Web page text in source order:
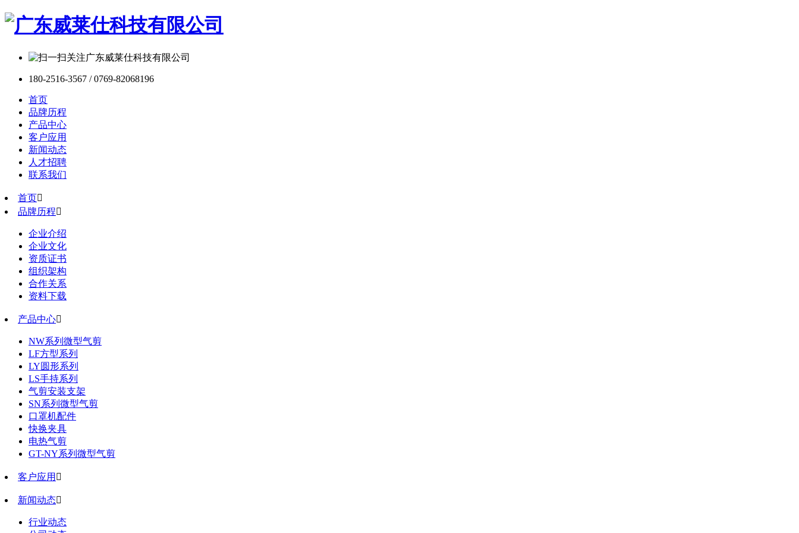
180-2516-3567 / 0769-82068196
首页
品牌历程
产品中心
客户应用
新闻动态
人才招聘
联系我们
首页
品牌历程
企业介绍
企业文化
资质证书
组织架构
合作关系
资料下载
产品中心
NW系列微型气剪
LF方型系列
LY圆形系列
LS手持系列
气剪安装支架
SN系列微型气剪
口罩机配件
快换夹具
电热气剪
GT-NY系列微型气剪
客户应用 
新闻动态
行业动态